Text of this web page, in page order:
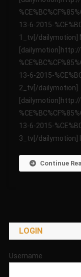
13-6-2015-
1_tv[/dailymotion]
[dailymotion]http://
13-6-2015-
2_tv[/
[dailymotion]http://
13-6-2015-
3_tv[/dailymotion]
Continue
LOGIN
Username